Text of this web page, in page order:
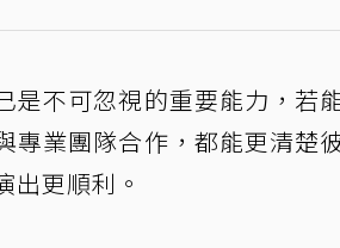
是不可忽視的重要能力，若
專業團隊合作，都能更清楚
出更順利。